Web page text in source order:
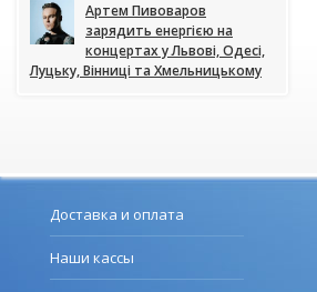
Артем Пивоваров
зарядить енергією на
концертах у Львові, Одесі,
Луцьку, Вінниці та Хмельницькому
Доставка и оплата
Наши кассы